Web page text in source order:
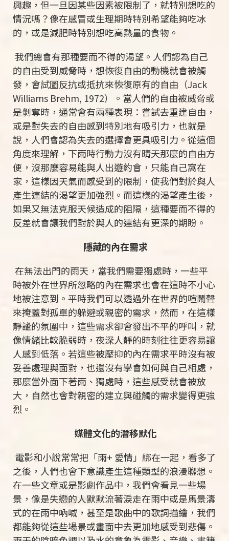
興趣，但一旦因某些因素被限制了，就特別想吃的
情況嗎？像在感冒或生理期時特別希望能夠吃冰
的，或是減肥時特別想吃高熱量的食物。
我們總會有那種要而不得的渴望。人們認為自己
的自由受到威脅時，想恢復自由的動機就會被觸
發，會試圖反抗或抵抗來恢復原有的自由（Jack
Williams Brehm, 1972）。當人們的自由被威脅或
是剝奪時，通常會有兩種表現：嘗試去重建自由，
或是對失去的自由感到特別地有吸引力，也就是
說，人們會認為失去的選擇會更具吸引力。從這個
角度來理解，下雨時行動力沒有晴天那麼的自由方
便，沒那麼容易能與人出遊約會，只能自己窩在
家，這樣因天氣而感受到的限制，使我們對於與人
產生連結的渴望更加強烈。而這樣的渴望產生後，
如果又無法克服天候造成的阻隔，這種要而不得的
反差就會讓我們對於與人的連結有更深的期盼。
隱藏的內在需求
在無法出門的雨天，當我們需要獨處時，一些平
時被外在世界所忽略的內在需求也會在這時不小心
地被注意到。平時我們可以透過外在世界的喧鬧聲
來掩蓋對孤單的躲避或親密的需求，然而，在這樣
靜謐的氛圍中，這些需求卻會發出不平的呼叫，就
像情緒比較脆弱時，夜深人靜的時刻往往更容易讓
人感到低落。若這些被壓抑的內在需求平時沒有被
妥善處理與面對，也還沒有學會如何與自己相處，
那麼當外面下著雨、獨處時，這些感受就會被放
大，自然也會對親密的建立與碰觸的需求變得更強
烈。
媒體文化的潛移默化
電影和小說常常把「雨+ 愛情」綁在一起，看多了
之後，人們也會下意識產生這種類型的浪漫聯想。
在一些文章或是影劇作品中，我們會看見一些場
景，像是失戀的人默默流著淚走在雨中或是馬景濤
式的在雨中吶喊，甚至是歌曲中的歌詞描繪，我們
都能夠從這些場景或畫面中去更加地感受到悲傷。